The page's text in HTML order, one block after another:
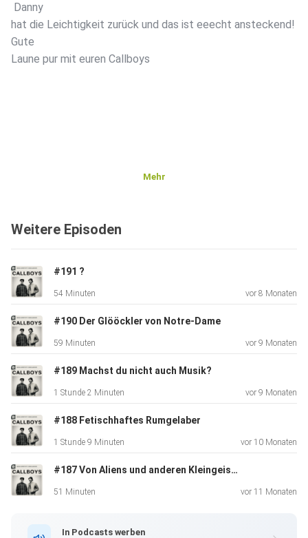
Danny
hat die Leichtigkeit zurück und das ist eeecht ansteckend!
Gute
Laune pur mit euren Callboys
Mehr
Weitere Episoden
#191 ?
54 Minuten vor 8 Monaten
#190 Der Glööckler von Notre-Dame
59 Minuten vor 9 Monaten
#189 Machst du nicht auch Musik?
1 Stunde 2 Minuten vor 9 Monaten
#188 Fetischhaftes Rumgelaber
1 Stunde 9 Minuten vor 10 Monaten
#187 Von Aliens und anderen Kleingeistern
51 Minuten vor 11 Monaten
In Podcasts werben